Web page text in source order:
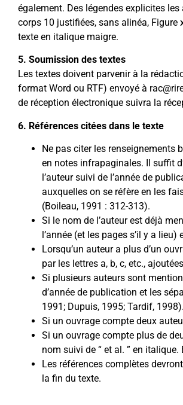
également. Des légendes explicites
corps 10 justifiées, sans alinéa, Figure
texte en italique maigre.
5. Soumission des textes
Les textes doivent parvenir à la
format Word ou RTF) envoyé à
de réception électronique suivra la
6. Références citées dans le texte
Ne pas citer les renseignements
en notes infrapaginales. Il suffit
l’auteur suivi de l’année de
auxquelles on se réfère en les
(Boileau, 1991 : 312-313).
Si le nom de l’auteur est déjà
l’année (et les pages s’il y a
Lorsqu’un auteur a plus d’un
par les lettres a, b, c, etc.,
Si plusieurs auteurs sont
d’année de publication et les
1991; Dupuis, 1995; Tardif, 1998).
Si un ouvrage compte deux
Si un ouvrage compte plus de
nom suivi de “ et al. ” en
Les références complètes
la fin du texte.